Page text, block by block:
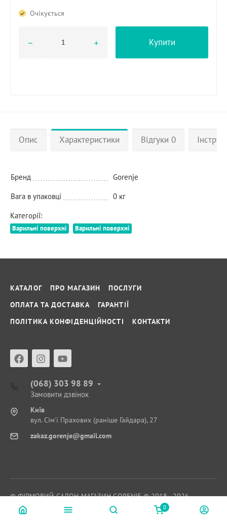
Очікується
Купити
Опис Характеристики Відгуки 0
Бренд
Gorenje
Вага в упаковці
0 кг
Категорії:
Варильні поверхні Варильні поверхні
КАТАЛОГ ПРО МАГАЗИН
ПОСЛУГИ
ОПЛАТА ТА ДОСТАВКА
ГАРАНТІЇ
ПОЛІТИКА КОНФІДЕНЦІЙНОСТІ
КОНТАКТИ
(068) 303 98 89
Замовити дзвінок
Київ
вул. Сім'ї Прахових (раніше Гайдара), 27
zakaz.gorenje@gmail.com
© ФІРМОВИЙ САЛОН-МАГАЗИН GORENJE © 2018 - 2026
0